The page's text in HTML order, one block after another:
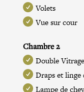
Volets
Vue sur cour
Chambre 2
Double Vitrage
Draps et linge
Lampe de